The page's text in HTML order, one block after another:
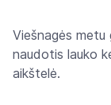
Viešnagės
naudotis lauko
aikštelė.